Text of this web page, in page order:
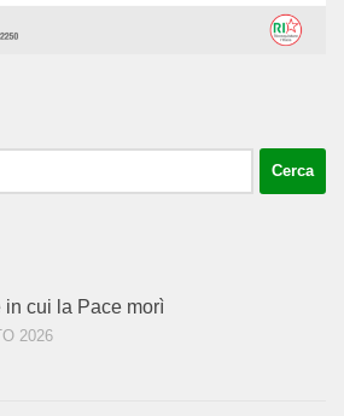
in cui la Pace morì
2026